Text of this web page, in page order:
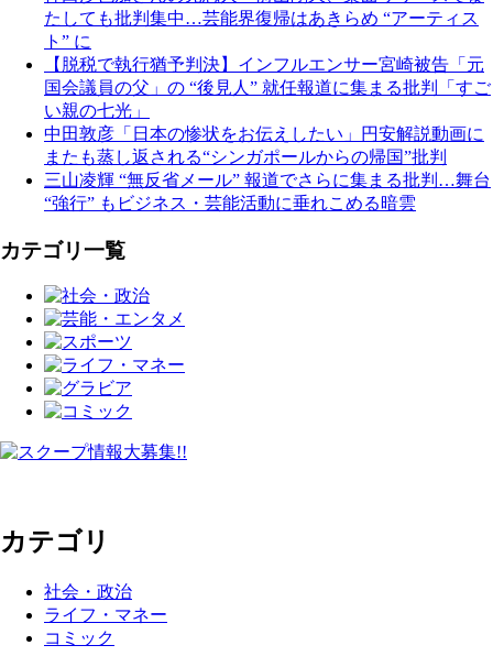
たしても批判集中…芸能界復帰はあきらめ “アーティス
ト” に
【脱税で執行猶予判決】インフルエンサー宮崎被告「元
国会議員の父」の “後見人” 就任報道に集まる批判「すご
い親の七光」
中田敦彦「日本の惨状をお伝えしたい」円安解説動画に
またも蒸し返される“シンガポールからの帰国”批判
三山凌輝 “無反省メール” 報道でさらに集まる批判…舞台
“強行” もビジネス・芸能活動に垂れこめる暗雲
カテゴリ一覧
カテゴリ
社会・政治
ライフ・マネー
コミック